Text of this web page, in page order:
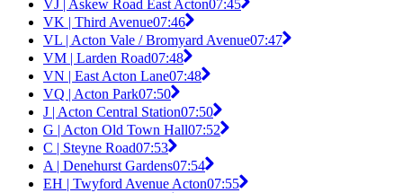
VJ | Askew Road East Acton07:45
VK | Third Avenue07:46
VL | Acton Vale / Bromyard Avenue07:47
VM | Larden Road07:48
VN | East Acton Lane07:48
VQ | Acton Park07:50
J | Acton Central Station07:50
G | Acton Old Town Hall07:52
C | Steyne Road07:53
A | Denehurst Gardens07:54
EH | Twyford Avenue Acton07:55